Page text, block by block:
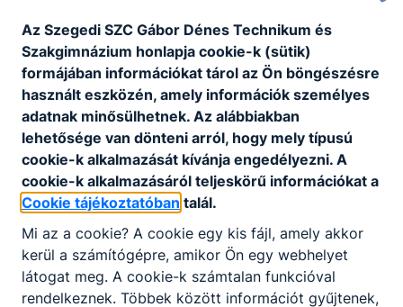
Az Szegedi SZC Gábor Dénes Technikum és
Szakgimnázium honlapja cookie-k (sütik)
formájában információkat tárol az Ön böngészésre
használt eszközén, amely információk személyes
adatnak minősülhetnek. Az alábbiakban
lehetősége van dönteni arról, hogy mely típusú
cookie-k alkalmazását kívánja engedélyezni. A
cookie-k alkalmazásáról teljeskörű információkat a
Cookie tájékoztatóban talál.
Mi az a cookie? A cookie egy kis fájl, amely akkor
kerül a számítógépre, amikor Ön egy webhelyet
látogat meg. A cookie-k számtalan funkcióval
rendelkeznek. Többek között információt gyűjtenek,